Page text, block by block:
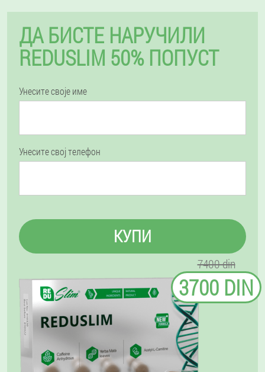
ДА БИСТЕ НАРУЧИЛИ
REDUSLIM 50% ПОПУСТ
Унесите своје име
Унесите свој телефон
КУПИ
7400 din
3700 DIN